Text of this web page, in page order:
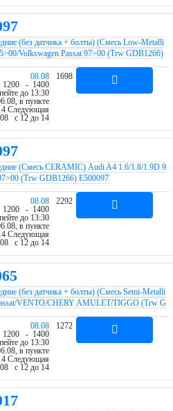
(без датчика + болты) (Смесь Low-Metalli
Volkswagen Passat 97>00 (Trw GDB1266)
08.08
1200 - 1400
до 13:30
в пункте
Следующая
c 12 до 14
1698
(Смесь CERAMIC) Audi A4 1.6/1.8/1.9D 9
(Trw GDB1266) E500097
08.08
1200 - 1400
до 13:30
в пункте
Следующая
c 12 до 14
2292
(без датчика + болты) (Смесь Semi-Metalli
VENTO/CHERY AMULET/TIGGO (Trw G
08.08
1200 - 1400
до 13:30
в пункте
Следующая
c 12 до 14
1272